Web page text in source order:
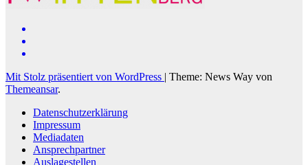
Mit Stolz präsentiert von WordPress | Theme: News Way von
Themeansar.
Datenschutzerklärung
Impressum
Mediadaten
Ansprechpartner
Auslagestellen